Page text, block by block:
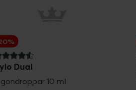
av 5 i omdöme
Dual
10 ml